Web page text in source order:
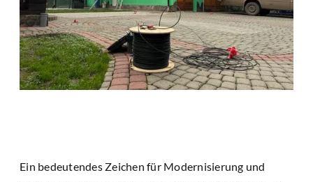
Ein bedeutendes Zeichen für Modernisierung und